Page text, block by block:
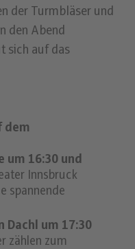
der Turmbläser und
den Abend
sich auf das
dem
um 16:30 und
Innsbruck
spannende
Dachl um 17:30
zählen zum